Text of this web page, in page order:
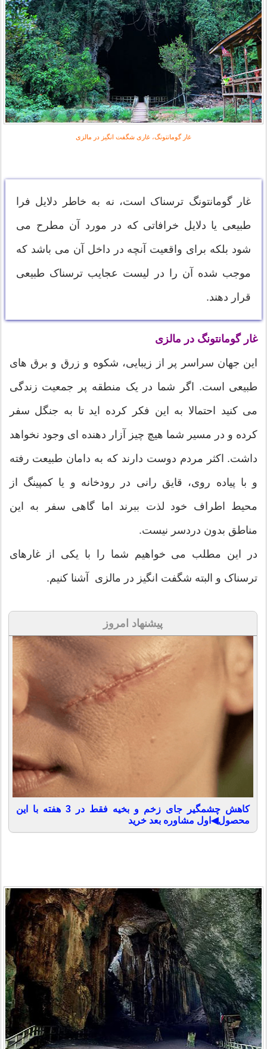
غار گومانتونگ، غاری شگفت انگیز در مالزی
غار گومانتونگ ترسناک است، نه به خاطر دلایل فرا
طبیعی یا دلایل خرافاتی که در مورد آن مطرح می
شود بلکه برای واقعیت آنچه در داخل آن می باشد که
موجب شده آن را در لیست عجایب ترسناک طبیعی
قرار دهند.
غارگومانتونگ در مالزی
این جهان سراسر پر از زیبایی، شکوه و زرق و برق های
طبیعی است. اگر شما در یک منطقه پر جمعیت زندگی
می کنید احتمالا به این فکر کرده اید تا به جنگل سفر
کرده و در مسیر شما هیچ چیز آزار دهنده ای وجود نخواهد
داشت. اکثر مردم دوست دارند که به دامان طبیعت رفته
و با پیاده روی، قایق رانی در رودخانه و یا کمپینگ از
محیط اطراف خود لذت ببرند اما گاهی سفر به این
مناطق بدون دردسر نیست.
در این مطلب می خواهیم شما را با یکی از غارهای
ترسناک و البته شگفت انگیز در مالزی آشنا کنیم.
پیشنهاد امروز
کاهش چشمگیر جای زخم و بخیه فقط در 3 هفته با این
محصول◀اول مشاوره بعد خرید